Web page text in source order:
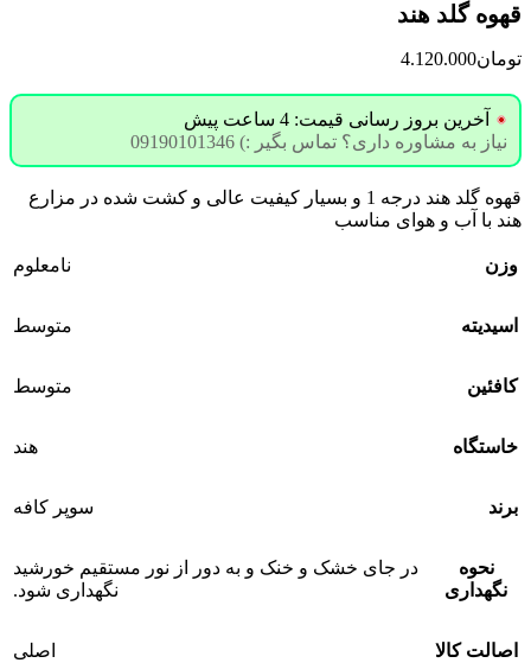
قهوه گلد هند
تومان4.120.000
آخرین بروز رسانی قیمت: 4 ساعت پیش
نیاز به مشاوره داری؟ تماس بگیر :) 09190101346
قهوه گلد هند درجه 1 و بسیار کیفیت عالی و کشت شده در مزارع
هند با آب و هوای مناسب
وزن نامعلوم
اسیدیته متوسط
کافئین متوسط
خاستگاه هند
برند سوپر کافه
نحوه
نگهداری
در جای خشک و خنک و به دور از نور مستقیم خورشید
نگهداری شود.
اصالت کالا
اصلی